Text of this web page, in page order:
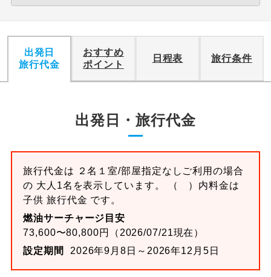
出発日
旅行代金
おすすめ
ポイント
日程表 旅行条件
出発日・旅行代金
旅行代金は ２名１室/部屋指定なしご利用の場合
の 大人1名を表示しています。 （ ）内料金は
子供 旅行代金 です。
燃油サーチャージ目安
73,600〜80,800円（2026/07/21現在）
設定期間
2026年9月8日～2026年12月5日